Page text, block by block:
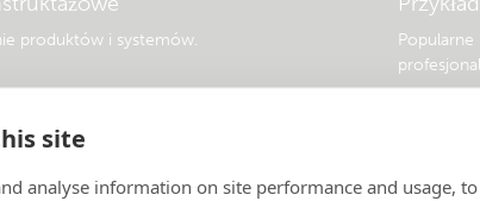
site
analyse information on site performance and usage, to
produktów i systemów.